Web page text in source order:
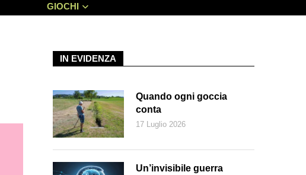
GIOCHI
IN EVIDENZA
Quando ogni goccia
conta
17 Luglio 2026
Un’invisibile guerra